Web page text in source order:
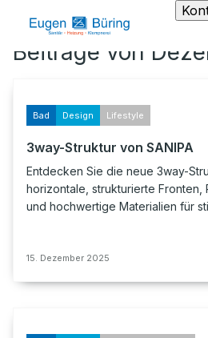
Beiträge von
Bad Design Lifestyle
3way-Struktur von SANIPA
Entdecken Sie die neue 3way-
horizontale, strukturierte Fronten,
und hochwertige Materialien für
15. Dezember 2025